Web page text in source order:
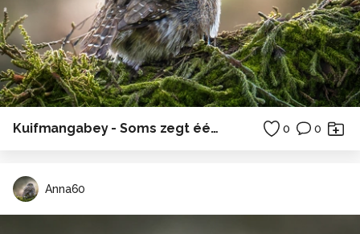
Kuifmangabey - Soms zegt één blik meer dan duizend woorden... ✨ 0 0
Anna60